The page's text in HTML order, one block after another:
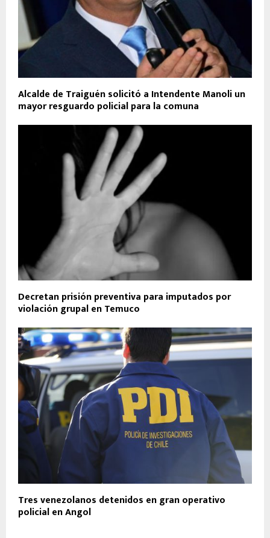
Alcalde de Traiguén solicitó a Intendente Manoli un
mayor resguardo policial para la comuna
Decretan prisión preventiva para imputados por
violación grupal en Temuco
Tres venezolanos detenidos en gran operativo
policial en Angol